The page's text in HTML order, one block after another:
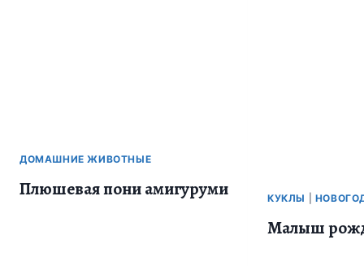
ДОМАШНИЕ ЖИВОТНЫЕ
Плюшевая пони амигуруми КУКЛЫ
Малыш